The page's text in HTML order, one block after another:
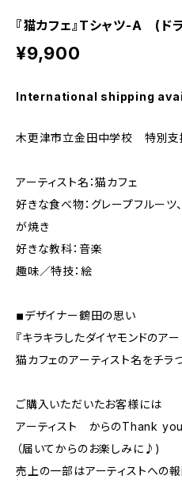
『猫カフェ』Tシャツ-A (ド
¥9,900
International shipping
木更津市立金田中学校 特別支
アーティスト名：猫カフェ
好きな食べ物：グレープフルーツ
が焼き
好きな教科：音楽
趣味／特技：絵
◾︎デザイナー鶴田の思い
『キラキラしたダイヤモンドのア
猫カフェのアーティスト名をチラ
ご購入いただいたお客様には
アーティスト からのThank
（届いてからのお楽しみに♪)
売上の一部はアーティストへの報